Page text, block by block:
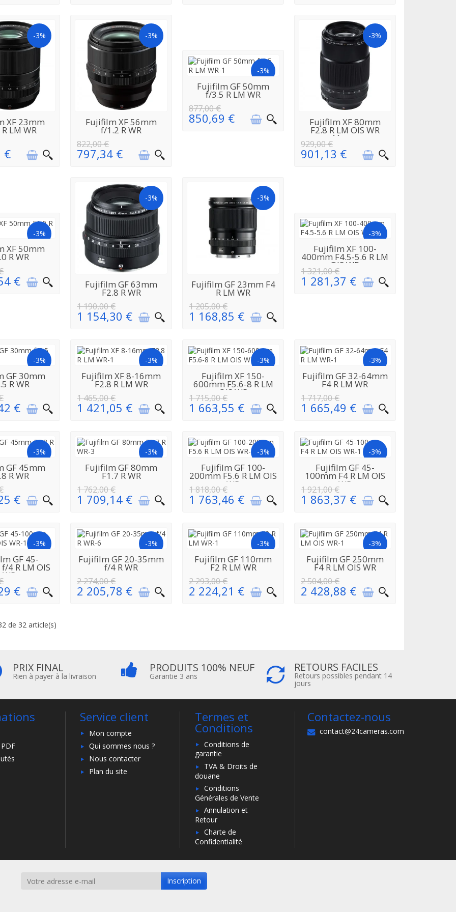
-3%
EN
XF 23mm
LM WR
€
-3%
EN
RÉAPPROVISIONNEMENT
Fujifilm XF 56mm
f/1.2 R WR
822,00 €
797,34 €
-3%
EN
RÉAPPROVISIONNEMENT
Fujifilm GF 50mm
f/3.5 R LM WR
877,00 €
850,69 €
-3%
EN
RÉAPPROVISIONNEMENT
Fujifilm XF 80mm
F2.8 R LM OIS WR
Macro
929,00 €
901,13 €
-3%
EN
XF 50mm
R WR
€
-3%
EN
RÉAPPROVISIONNEMENT
Fujifilm GF 63mm
F2.8 R WR
1 190,00 €
1 154,30 €
-3%
EN
RÉAPPROVISIONNEMENT
Fujifilm GF 23mm F4
R LM WR
1 205,00 €
1 168,85 €
-3%
EN
RÉAPPROVISIONNEMENT
Fujifilm XF 100-
400mm F4.5-5.6 R LM
OIS WR
1 321,00 €
1 281,37 €
-3%
EN
GF 30mm
R WR
€
-3%
EN
RÉAPPROVISIONNEMENT
Fujifilm XF 8-16mm
F2.8 R LM WR
1 465,00 €
1 421,05 €
-3%
EN
RÉAPPROVISIONNEMENT
Fujifilm XF 150-
600mm F5.6-8 R LM
OIS WR
1 715,00 €
1 663,55 €
-3%
EN
RÉAPPROVISIONNEMENT
Fujifilm GF 32-64mm
F4 R LM WR
1 717,00 €
1 665,49 €
-3%
EN
GF 45mm
R WR
€
-3%
EN
RÉAPPROVISIONNEMENT
Fujifilm GF 80mm
F1.7 R WR
1 762,00 €
1 709,14 €
-3%
EN
RÉAPPROVISIONNEMENT
Fujifilm GF 100-
200mm F5.6 R LM OIS
WR
1 818,00 €
1 763,46 €
-3%
EN
RÉAPPROVISIONNEMENT
Fujifilm GF 45-
100mm F4 R LM OIS
WR
1 921,00 €
1 863,37 €
-3%
ENGF 45-
4 R LM OIS
WR
€
-3%
EN
RÉAPPROVISIONNEMENT
Fujifilm GF 20-35mm
f/4 R WR
2 274,00 €
2 205,78 €
-3%
EN
RÉAPPROVISIONNEMENT
Fujifilm GF 110mm
F2 R LM WR
2 293,00 €
2 224,21 €
-3%
EN
RÉAPPROVISIONNEMENT
Fujifilm GF 250mm
F4 R LM OIS WR
2 504,00 €
2 428,88 €
de 32 article(s)
PRIX FINAL
Rien à payer à la livraison
PRODUITS 100% NEUF
Garantie 3 ans
RETOURS FACILES
Retours possibles pendant 14
jours
Service client
Mon compte
Qui sommes nous ?
Nous contacter
Plan du site
Termes et
Conditions
Conditions de
garantie
TVA & Droits de
douane
Conditions
Générales de Vente
Annulation et
Retour
Charte de
Confidentialité
Contactez-nous
contact@24cameras.com